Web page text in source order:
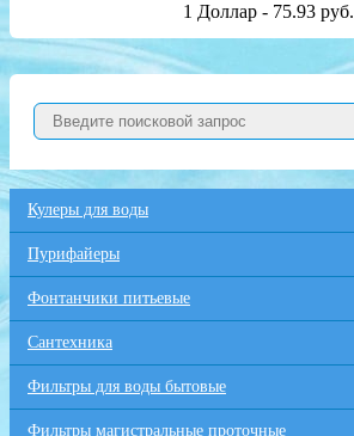
1 Доллар - 75.93 руб.
Кулеры для воды
Пурифайеры
Фонтанчики питьевые
Сантехника
Фильтры для воды бытовые
Фильтры магистральные проточные